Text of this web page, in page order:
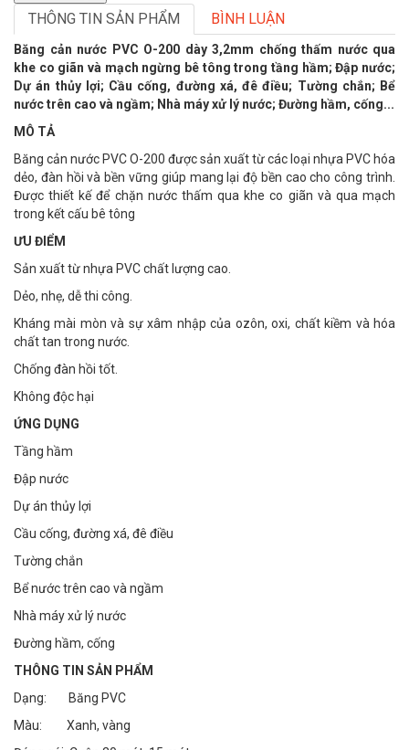
THÔNG TIN SẢN PHẨM BÌNH LUẬN
Băng cản nước PVC O-200 dày 3,2mm chống thấm nước qua
khe co giãn và mạch ngừng bê tông trong tầng hầm; Đập nước;
Dự án thủy lợi; Cầu cống, đường xá, đê điều; Tường chắn; Bể
nước trên cao và ngầm; Nhà máy xử lý nước; Đường hầm, cống...
MÔ TẢ
Băng cản nước PVC O-200 được sản xuất từ các loại nhựa PVC hóa
dẻo, đàn hồi và bền vững giúp mang lại độ bền cao cho công trình.
Được thiết kế để chặn nước thấm qua khe co giãn và qua mạch
trong kết cấu bê tông
ƯU ĐIỂM
Sản xuất từ nhựa PVC chất lượng cao.
Dẻo, nhẹ, dễ thi công.
Kháng mài mòn và sự xâm nhập của ozôn, oxi, chất kiềm và hóa
chất tan trong nước.
Chống đàn hồi tốt.
Không độc hại
ỨNG DỤNG
Tầng hầm
Đập nước
Dự án thủy lợi
Cầu cống, đường xá, đê điều
Tường chắn
Bể nước trên cao và ngầm
Nhà máy xử lý nước
Đường hầm, cống
THÔNG TIN SẢN PHẨM
Dạng: Băng PVC
Màu: Xanh, vàng